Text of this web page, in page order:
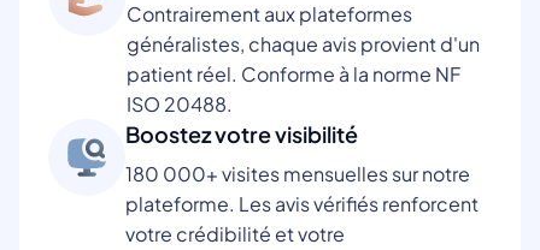
Contrairement aux plateformes
généralistes, chaque avis provient d'un
patient réel. Conforme à la norme NF
ISO 20488.
Boostez votre visibilité
180 000+ visites mensuelles sur notre
plateforme. Les avis vérifiés renforcent
votre crédibilité et votre